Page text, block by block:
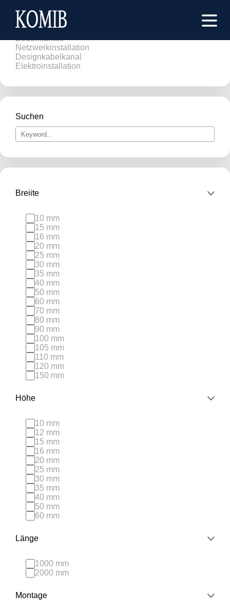
Brüstungskanäle
Kabelkanäle
Bodenkanäle
Netzwerkinstallation
Designkabelkanal
Elektroinstallation
Suchen
Breiite
10 mm
15 mm
16 mm
20 mm
25 mm
30 mm
35 mm
40 mm
50 mm
60 mm
70 mm
80 mm
90 mm
100 mm
105 mm
110 mm
120 mm
150 mm
Höhe
10 mm
12 mm
15 mm
16 mm
20 mm
25 mm
30 mm
35 mm
40 mm
50 mm
60 mm
Länge
1000 mm
2000 mm
Montage